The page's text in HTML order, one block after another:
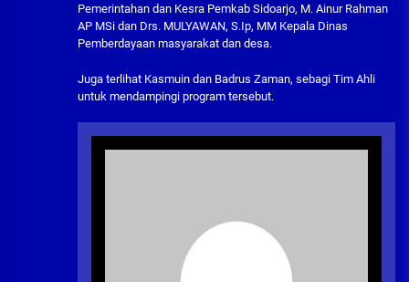
Pemerintahan dan Kesra Pemkab Sidoarjo, M. Ainur Rahman
AP MSi dan Drs. MULYAWAN, S.Ip, MM Kepala Dinas
Pemberdayaan masyarakat dan desa.
Juga terlihat Kasmuin dan Badrus Zaman, sebagi Tim Ahli
untuk mendampingi program tersebut.